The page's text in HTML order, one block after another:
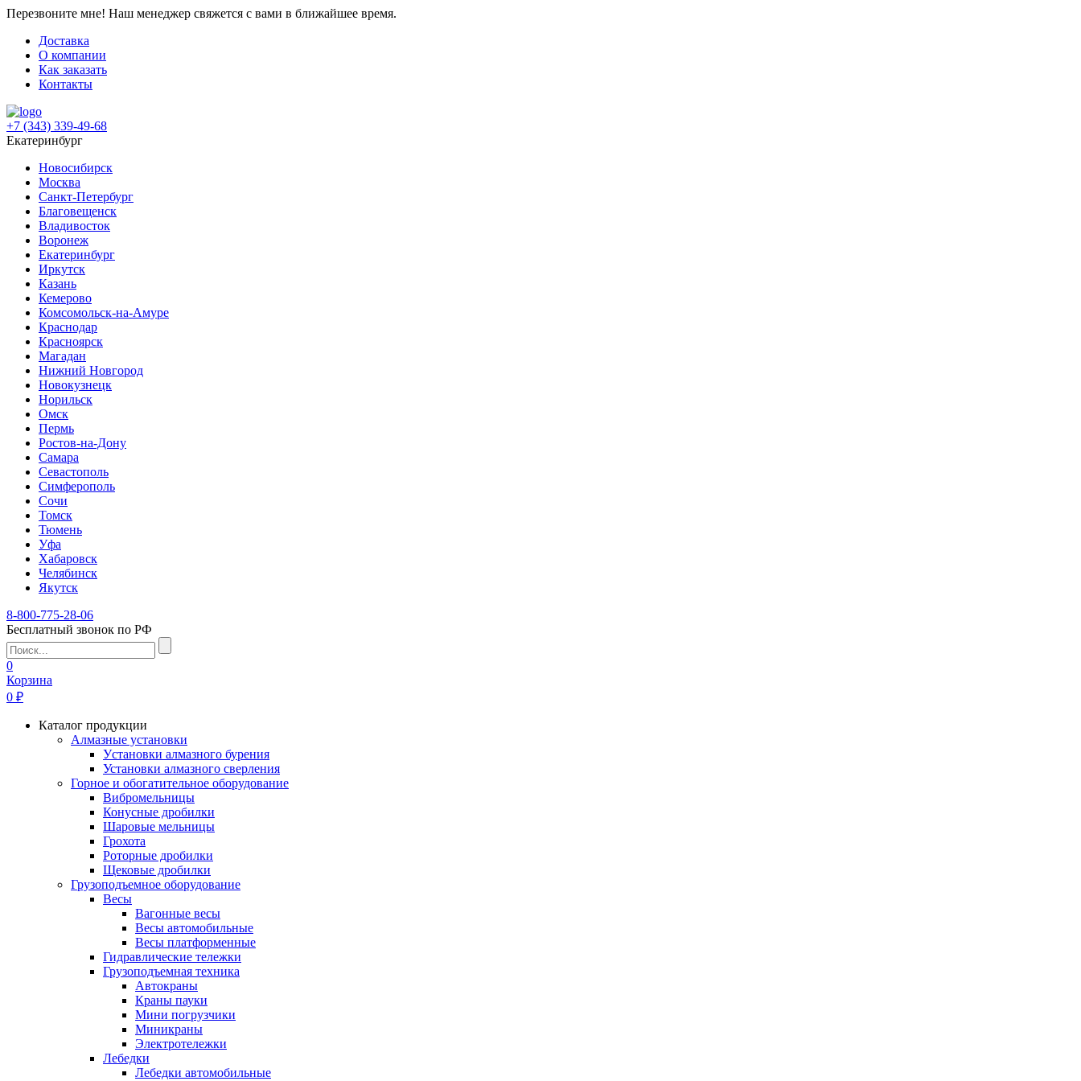
Перезвоните мне! Наш менеджер свяжется с вами в ближайшее время.
Доставка
О компании
Как заказать
Контакты
+7 (343) 339-49-68
Екатеринбург
Новосибирск
Москва
Санкт-Петербург
Благовещенск
Владивосток
Воронеж
Екатеринбург
Иркутск
Казань
Кемерово
Комсомольск-на-Амуре
Краснодар
Красноярск
Магадан
Нижний Новгород
Новокузнецк
Норильск
Омск
Пермь
Ростов-на-Дону
Самара
Севастополь
Симферополь
Сочи
Томск
Тюмень
Уфа
Хабаровск
Челябинск
Якутск
8-800-775-28-06
Бесплатный звонок по РФ
0
Корзина
0 ₽
Каталог продукции
Алмазные установки
Уcтановки алмазного бурения
Установки алмазного сверления
Горное и обогатительное оборудование
Вибромельницы
Конусные дробилки
Шаровые мельницы
Грохота
Роторные дробилки
Щековые дробилки
Грузоподъемное оборудование
Весы
Вагонные весы
Весы автомобильные
Весы платформенные
Гидравлические тележки
Грузоподъемная техника
Автокраны
Краны пауки
Мини погрузчики
Миникраны
Электротележки
Лебедки
Лебедки автомобильные